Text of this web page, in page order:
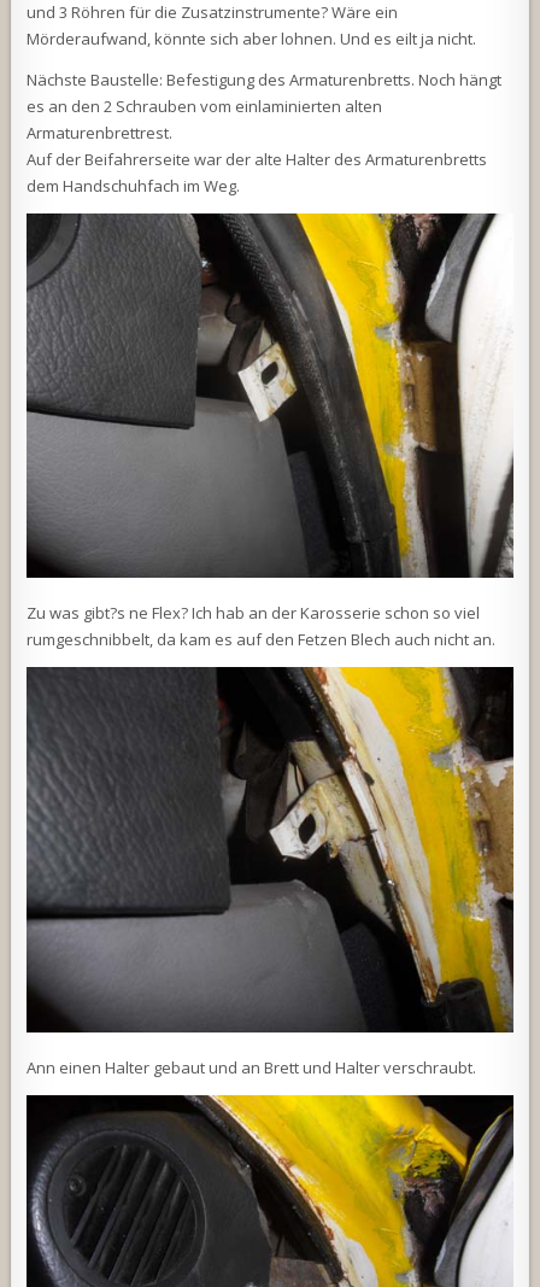
und 3 Röhren für die Zusatzinstrumente? Wäre ein
Mörderaufwand, könnte sich aber lohnen. Und es eilt ja nicht.
Nächste Baustelle: Befestigung des Armaturenbretts. Noch hängt
es an den 2 Schrauben vom einlaminierten alten
Armaturenbrettrest.
Auf der Beifahrerseite war der alte Halter des Armaturenbretts
dem Handschuhfach im Weg.
Zu was gibt?s ne Flex? Ich hab an der Karosserie schon so viel
rumgeschnibbelt, da kam es auf den Fetzen Blech auch nicht an.
Ann einen Halter gebaut und an Brett und Halter verschraubt.